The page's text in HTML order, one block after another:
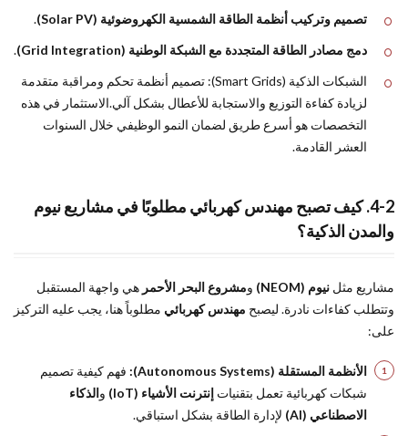
تصميم وتركيب أنظمة الطاقة الشمسية الكهروضوئية (Solar PV)
.
دمج مصادر الطاقة المتجددة مع الشبكة الوطنية (Grid Integration)
.
الشبكات الذكية (Smart Grids): تصميم أنظمة تحكم ومراقبة متقدمة
لزيادة كفاءة التوزيع والاستجابة للأعطال بشكل آلي.الاستثمار في هذه
التخصصات هو أسرع طريق لضمان النمو الوظيفي خلال السنوات
العشر القادمة.
4-2. كيف تصبح مهندس كهربائي مطلوبًا في مشاريع نيوم
والمدن الذكية؟
مشاريع مثل نيوم (NEOM) ومشروع البحر الأحمر هي واجهة المستقبل
وتتطلب كفاءات نادرة. ليصبح مهندس كهربائي مطلوباً هنا، يجب عليه التركيز
على:
الأنظمة المستقلة (Autonomous Systems):
فهم كيفية تصميم
شبكات كهربائية تعمل بتقنيات إنترنت الأشياء (IoT) والذكاء
الاصطناعي (AI)
لإدارة الطاقة بشكل استباقي.